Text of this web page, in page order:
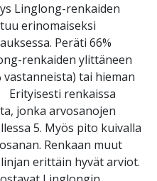
Linglong-renkaiden
erinomaiseksi
Peräti 66%
renkaiden ylittäneen
tai hieman
Erityisesti renkaissa
jonka arvosanojen
5. Myös pito kuivalla
Renkaan muut
erittäin hyvät arviot.